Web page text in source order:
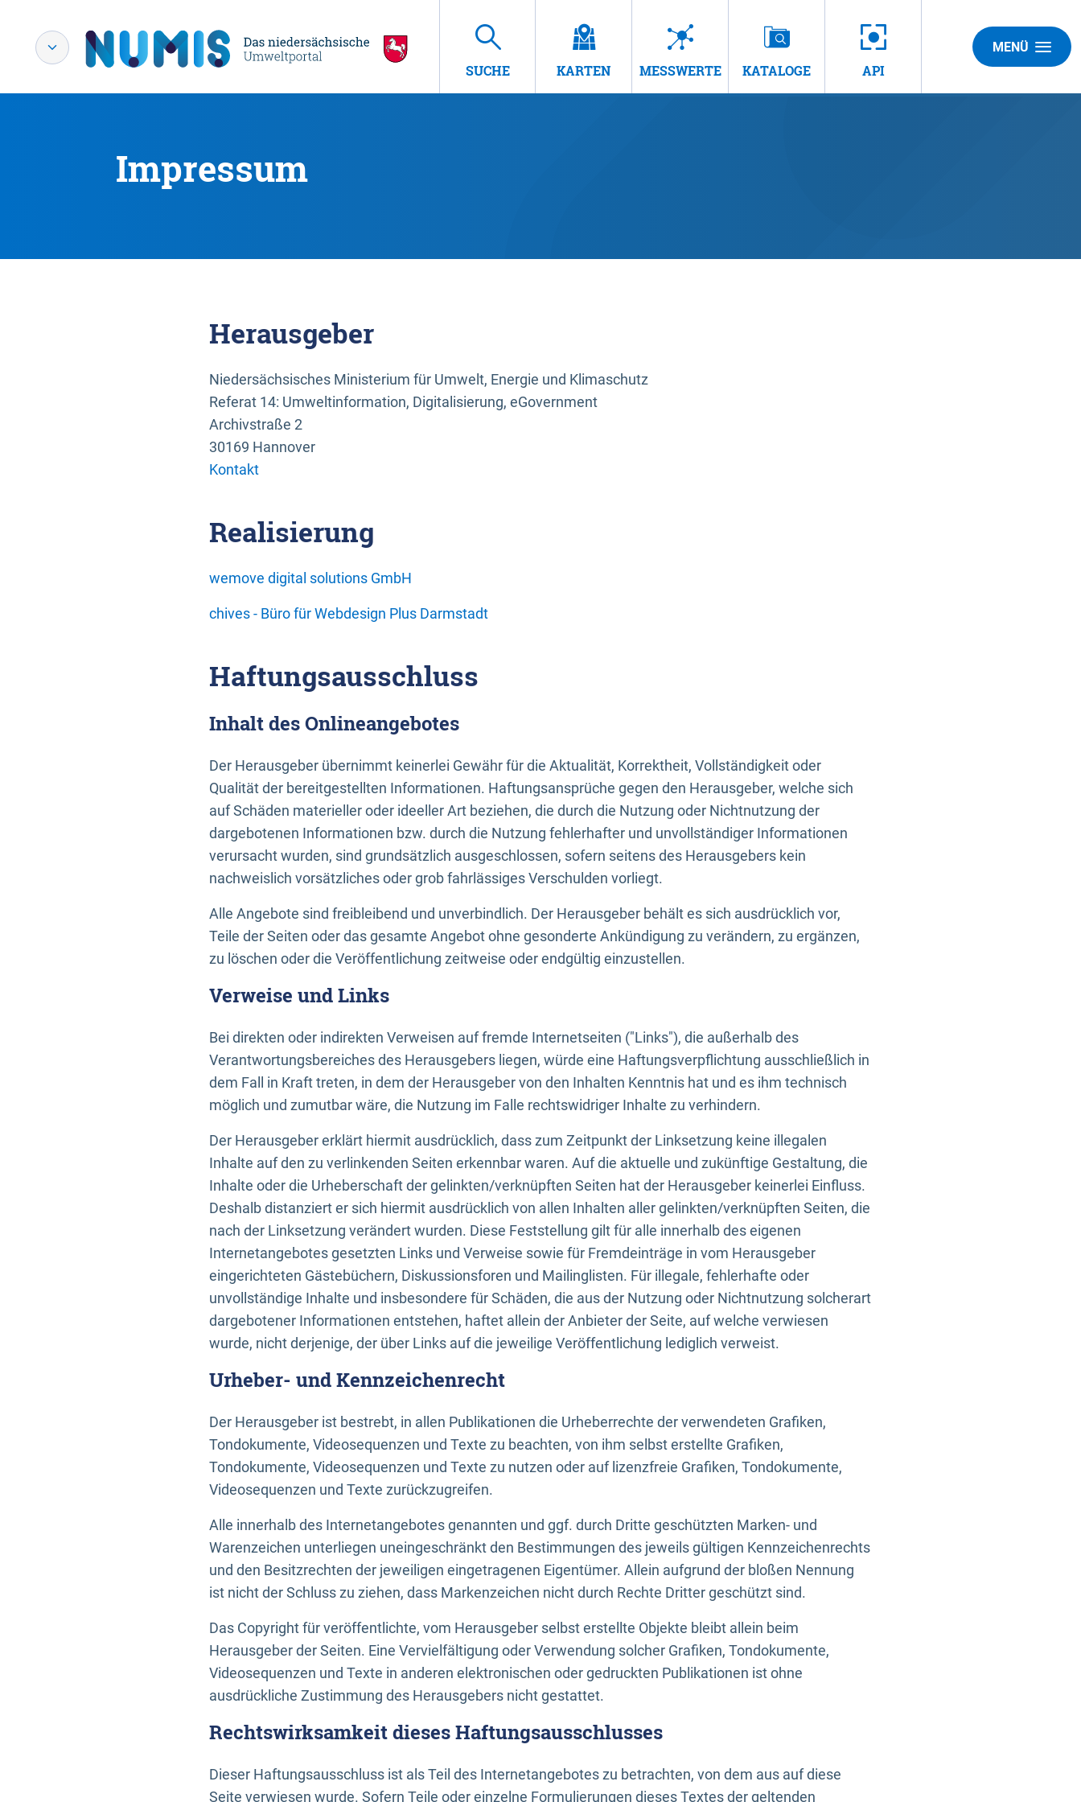
SUCHE KARTEN MESSWERTE KATALOGE API
MENÜ
Impressum
Herausgeber
Niedersächsisches Ministerium für Umwelt, Energie und Klimaschutz
Referat 14: Umweltinformation, Digitalisierung, eGovernment
Archivstraße 2
30169 Hannover
Kontakt
Realisierung
wemove digital solutions GmbH
chives - Büro für Webdesign Plus Darmstadt
Haftungsausschluss
Inhalt des Onlineangebotes
Der Herausgeber übernimmt keinerlei Gewähr für die Aktualität, Korrektheit, Vollständigkeit oder
Qualität der bereitgestellten Informationen. Haftungsansprüche gegen den Herausgeber, welche sich
auf Schäden materieller oder ideeller Art beziehen, die durch die Nutzung oder Nichtnutzung der
dargebotenen Informationen bzw. durch die Nutzung fehlerhafter und unvollständiger Informationen
verursacht wurden, sind grundsätzlich ausgeschlossen, sofern seitens des Herausgebers kein
nachweislich vorsätzliches oder grob fahrlässiges Verschulden vorliegt.
Alle Angebote sind freibleibend und unverbindlich. Der Herausgeber behält es sich ausdrücklich vor,
Teile der Seiten oder das gesamte Angebot ohne gesonderte Ankündigung zu verändern, zu ergänzen,
zu löschen oder die Veröffentlichung zeitweise oder endgültig einzustellen.
Verweise und Links
Bei direkten oder indirekten Verweisen auf fremde Internetseiten ("Links"), die außerhalb des
Verantwortungsbereiches des Herausgebers liegen, würde eine Haftungsverpflichtung ausschließlich in
dem Fall in Kraft treten, in dem der Herausgeber von den Inhalten Kenntnis hat und es ihm technisch
möglich und zumutbar wäre, die Nutzung im Falle rechtswidriger Inhalte zu verhindern.
Der Herausgeber erklärt hiermit ausdrücklich, dass zum Zeitpunkt der Linksetzung keine illegalen
Inhalte auf den zu verlinkenden Seiten erkennbar waren. Auf die aktuelle und zukünftige Gestaltung, die
Inhalte oder die Urheberschaft der gelinkten/verknüpften Seiten hat der Herausgeber keinerlei Einfluss.
Deshalb distanziert er sich hiermit ausdrücklich von allen Inhalten aller gelinkten/verknüpften Seiten, die
nach der Linksetzung verändert wurden. Diese Feststellung gilt für alle innerhalb des eigenen
Internetangebotes gesetzten Links und Verweise sowie für Fremdeinträge in vom Herausgeber
eingerichteten Gästebüchern, Diskussionsforen und Mailinglisten. Für illegale, fehlerhafte oder
unvollständige Inhalte und insbesondere für Schäden, die aus der Nutzung oder Nichtnutzung solcherart
dargebotener Informationen entstehen, haftet allein der Anbieter der Seite, auf welche verwiesen
wurde, nicht derjenige, der über Links auf die jeweilige Veröffentlichung lediglich verweist.
Urheber- und Kennzeichenrecht
Der Herausgeber ist bestrebt, in allen Publikationen die Urheberrechte der verwendeten Grafiken,
Tondokumente, Videosequenzen und Texte zu beachten, von ihm selbst erstellte Grafiken,
Tondokumente, Videosequenzen und Texte zu nutzen oder auf lizenzfreie Grafiken, Tondokumente,
Videosequenzen und Texte zurückzugreifen.
Alle innerhalb des Internetangebotes genannten und ggf. durch Dritte geschützten Marken- und
Warenzeichen unterliegen uneingeschränkt den Bestimmungen des jeweils gültigen Kennzeichenrechts
und den Besitzrechten der jeweiligen eingetragenen Eigentümer. Allein aufgrund der bloßen Nennung
ist nicht der Schluss zu ziehen, dass Markenzeichen nicht durch Rechte Dritter geschützt sind.
Das Copyright für veröffentlichte, vom Herausgeber selbst erstellte Objekte bleibt allein beim
Herausgeber der Seiten. Eine Vervielfältigung oder Verwendung solcher Grafiken, Tondokumente,
Videosequenzen und Texte in anderen elektronischen oder gedruckten Publikationen ist ohne
ausdrückliche Zustimmung des Herausgebers nicht gestattet.
Rechtswirksamkeit dieses Haftungsausschlusses
Dieser Haftungsausschluss ist als Teil des Internetangebotes zu betrachten, von dem aus auf diese
Seite verwiesen wurde. Sofern Teile oder einzelne Formulierungen dieses Textes der geltenden